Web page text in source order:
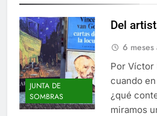
JUNTA DE
SOMBRAS
Del
6 meses
Por Víctor
cuando
¿qué
miramos